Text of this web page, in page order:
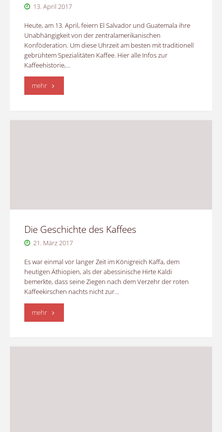
13. April 2017
Heute, am 13. April, feiern El Salvador und Guatemala ihre
Unabhängigkeit von der zentralamerikanischen
Konföderation. Um diese Uhrzeit am besten mit traditionell
gebrühtem Spezialitäten Kaffee. Hier alle Infos zur
Kaffeehistorie,…
mehr"El
Die Geschichte des Kaffees
21. März 2017
Es war einmal vor langer Zeit im Königreich Kaffa, dem
heutigen Äthiopien, als der abessinische Hirte Kaldi
bemerkte, dass seine Ziegen nach dem Verzehr der roten
Kaffeekirschen nachts nicht zur…
mehr"Die